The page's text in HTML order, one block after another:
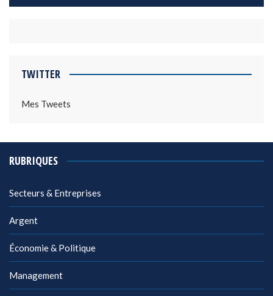
TWITTER
Mes Tweets
RUBRIQUES
Secteurs & Entreprises
Argent
Économie & Politique
Management